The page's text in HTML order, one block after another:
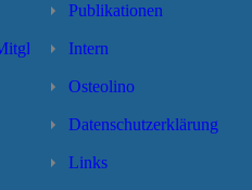
Publikationen
Intern
Osteolino
Datenschutzerklärung
Links